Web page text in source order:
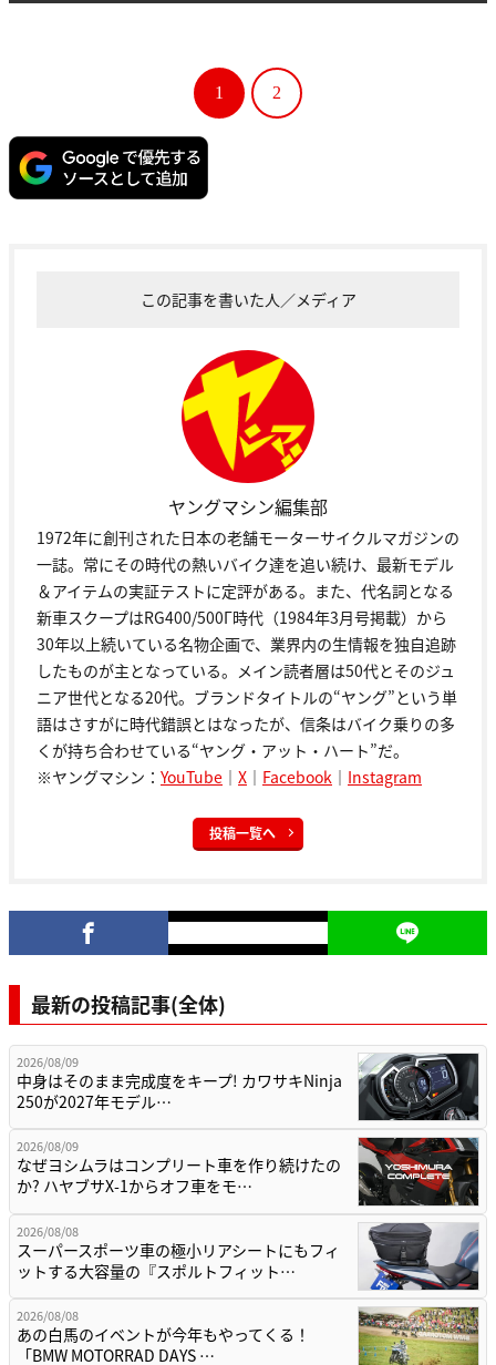
1 2
この記事を書いた人／メディア
ヤングマシン編集部
1972年に創刊された日本の老舗モーターサイクルマガジンの
一誌。常にその時代の熱いバイク達を追い続け、最新モデル
＆アイテムの実証テストに定評がある。また、代名詞となる
新車スクープはRG400/500Γ時代（1984年3月号掲載）から
30年以上続いている名物企画で、業界内の生情報を独自追跡
したものが主となっている。メイン読者層は50代とそのジュ
ニア世代となる20代。ブランドタイトルの“ヤング”という単
語はさすがに時代錯誤とはなったが、信条はバイク乗りの多
くが持ち合わせている“ヤング・アット・ハート”だ。
※ヤングマシン： YouTube ｜ X ｜ Facebook ｜ Instagram
投稿一覧へ
最新の投稿記事(全体)
2026/08/09
中身はそのまま完成度をキープ! カワサキNinja
250が2027年モデル…
2026/08/09
なぜヨシムラはコンプリート車を作り続けたの
か? ハヤブサX-1からオフ車をモ…
2026/08/08
スーパースポーツ車の極小リアシートにもフィ
ットする大容量の『スポルトフィット…
2026/08/08
あの白馬のイベントが今年もやってくる！
「BMW MOTORRAD DAYS …